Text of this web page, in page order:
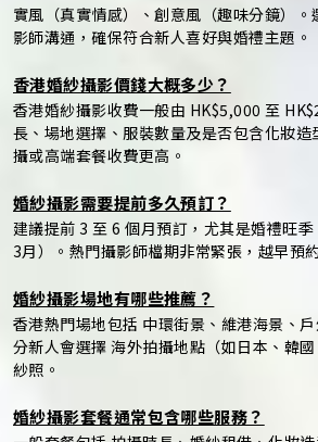
實風（真實情感）、創意風（趣味分鏡）
影師溝通，確保符合新人喜好與婚禮主題。
香港婚紗攝影價錢大概多少？
香港婚紗攝影收費一般由 HK$5,000 至
長、場地選擇、服裝數量及是否包含化妝
攝或高端套餐收費更高。
婚紗攝影需要提前多久預訂？
建議提前 3 至 6 個月預訂，尤其是婚禮旺
3月）。熱門攝影師檔期非常緊張，越早預
婚紗攝影場地有哪些推薦？
香港熱門場地包括 中環街景、維港海景、
分新人會選擇 海外拍攝地點（如日本、韓
紗照。
婚紗攝影套餐通常包含哪些服務？